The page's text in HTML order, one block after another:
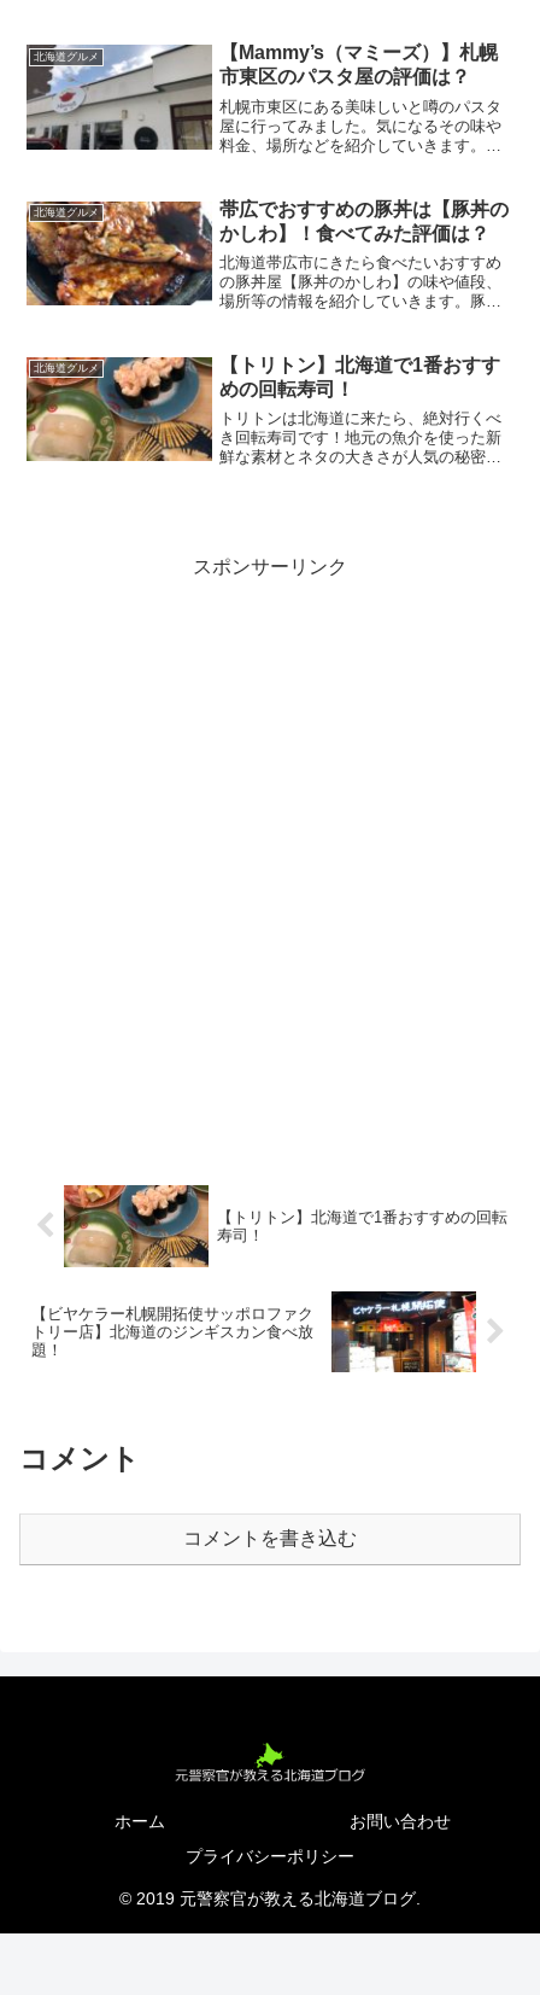
ー店/2019年7月撮影ビヤケラー札幌開拓
使とはビヤケラー...
北海道グルメ
【Mammy’s（マミーズ）】札幌
市東区のパスタ屋の評価は？
札幌市東区にある美味しいと噂のパスタ
屋に行ってみました。気になるその味や
料金、場所などを紹介していきます。
区東区北４１条東２０丁目１−６〇東...
北海道グルメ
帯広でおすすめの豚丼は【豚丼の
かしわ】！食べてみた評価は？
北海道帯広市にきたら食べたいおすすめ
の豚丼屋【豚丼のかしわ】の味や値段、
場所等の情報を紹介していきます。豚
日10時30分~15時00分※定休日…毎週木
曜日ア...
北海道グルメ
【トリトン】北海道で1番おすす
めの回転寿司！
トリトンは北海道に来たら、絶対行くべ
き回転寿司です！地元の魚介を使った新
鮮な素材とネタの大きさが人気の秘密で
スポンサーリンク
【トリトン】北海道で1番おすすめの回転
寿司！
【ビヤケラー札幌開拓使サッポロファク
トリー店】北海道のジンギスカン食べ放
題！
コメント
コメントを書き込む
ホーム
お問い合わせ
プライバシーポリシー
© 2019 元警察官が教える北海道ブログ.